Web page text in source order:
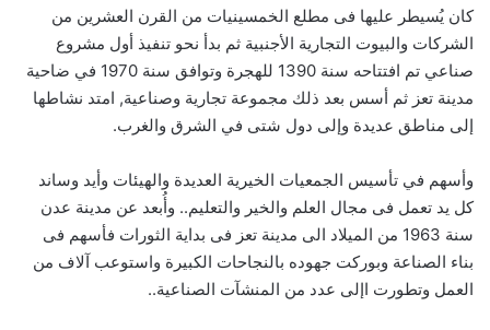
كان يُسيطر عليها فى مطلع الخمسينيات من القرن العشرين من
الشركات والبيوت التجارية الأجنبية ثم بدأ نحو تنفيذ أول مشروع
صناعي تم افتتاحه سنة 1390 للهجرة وتوافق سنة 1970 في ضاحية
مدينة تعز ثم أسس بعد ذلك مجموعة تجارية وصناعية, امتد نشاطها
إلى مناطق عديدة وإلى دول شتى في الشرق والغرب.
وأسهم في تأسيس الجمعيات الخيرية العديدة والهيئات وأيد وساند
كل يد تعمل فى مجال العلم والخير والتعليم.. وأُبعد عن مدينة عدن
سنة 1963 من الميلاد الى مدينة تعز فى بداية الثورات فأسهم فى
بناء الصناعة وبوركت جهوده بالنجاحات الكبيرة واستوعب آلاف من
العمل وتطورت اإلى عدد من المنشآت الصناعية..